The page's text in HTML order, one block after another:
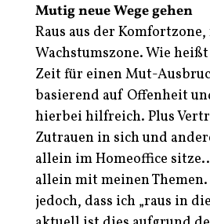
Mutig neue Wege gehen
Raus aus der
Wachstumszone. Wie heißt
Zeit für einen Mut-
basierend auf Offenheit
hierbei hilfreich. Plus
Zutrauen in sich und
allein im Homeoffice
allein mit meinen
jedoch, dass ich „raus in